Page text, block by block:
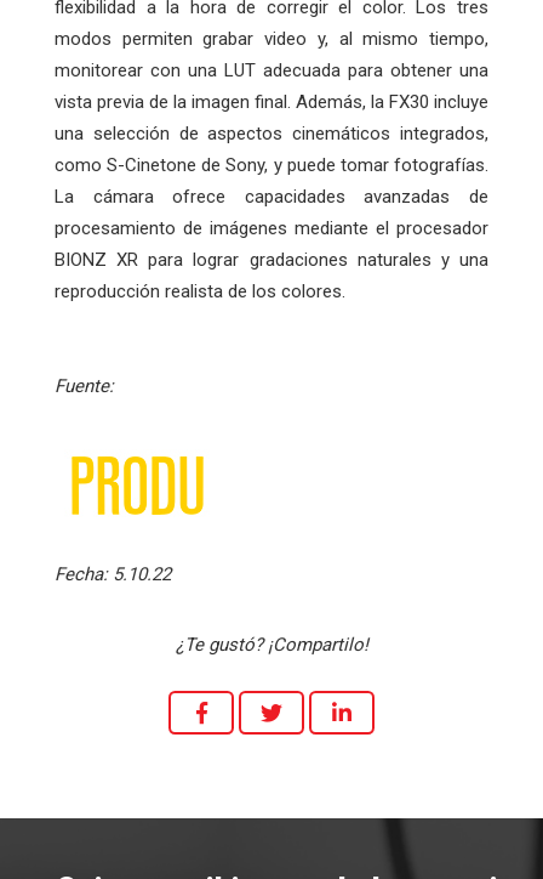
flexibilidad a la hora de corregir el color. Los tres
modos permiten grabar video y, al mismo tiempo,
monitorear con una LUT adecuada para obtener una
vista previa de la imagen final. Además, la FX30 incluye
una selección de aspectos cinemáticos integrados,
como S-Cinetone de Sony, y puede tomar fotografías.
La cámara ofrece capacidades avanzadas de
procesamiento de imágenes mediante el procesador
BIONZ XR para lograr gradaciones naturales y una
reproducción realista de los colores.
Fuente:
Fecha: 5.10.22
¿Te gustó? ¡Compartilo!